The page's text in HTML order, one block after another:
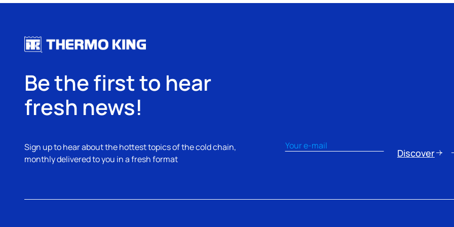
Be the first to hear
fresh news!
Sign up to hear about the hottest topics of the cold chain,
monthly delivered to you in a fresh format
Email(Obligatorio)
Discover